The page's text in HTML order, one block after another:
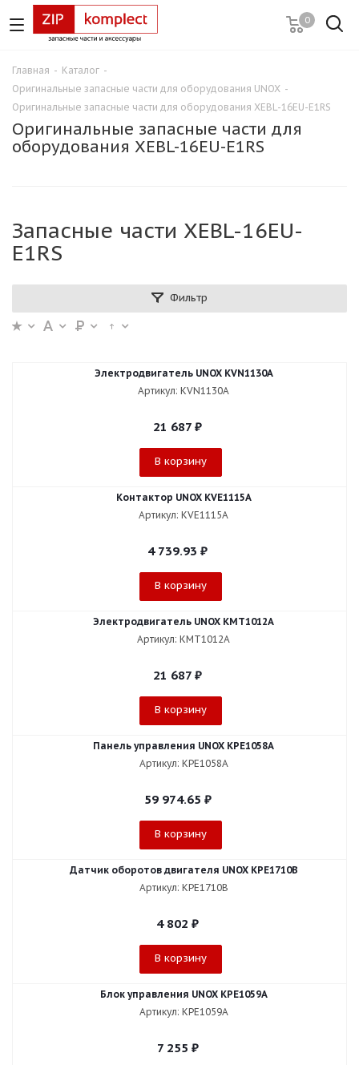
0
Главная - Каталог -
Оригинальные запасные части для оборудования UNOX -
Оригинальные запасные части для оборудования XEBL-16EU-E1RS
Оригинальные запасные части для
оборудования XEBL-16EU-E1RS
Запасные части XEBL-16EU-
E1RS
Фильтр
Электродвигатель UNOX KVN1130A
Артикул: KVN1130A
21 687 ₽
В корзину
Контактор UNOX KVE1115A
Артикул: KVE1115A
4 739.93 ₽
В корзину
Электродвигатель UNOX KMT1012A
Артикул: KMT1012A
21 687 ₽
В корзину
Панель управления UNOX KPE1058A
Артикул: KPE1058A
59 974.65 ₽
В корзину
Датчик оборотов двигателя UNOX KPE1710B
Артикул: KPE1710B
4 802 ₽
В корзину
Блок управления UNOX KPE1059A
Артикул: KPE1059A
7 255 ₽